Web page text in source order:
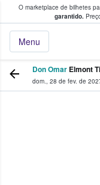
O marketplace de bilhetes
garantido.
Menu
fãs
Don Omar Elmont
dom., 28 de fev. de